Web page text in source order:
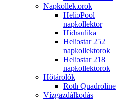
Napkollektorok
HelioPool
napkollektor
Hidraulika
Heliostar 252
napkollektorok
Heliostar 218
napkollektorok
Hőtárolók
Roth Quadroline
Vízgazdálkodás